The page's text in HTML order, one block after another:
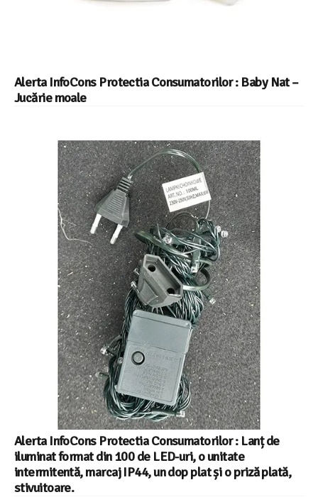
Alerta InfoCons Protectia Consumatorilor : Baby Nat –
Jucărie moale
Alerta InfoCons Protectia Consumatorilor : Lanț de
iluminat format din 100 de LED-uri, o unitate
intermitentă, marcaj IP44, un dop plat și o priză plată,
stivuitoare.